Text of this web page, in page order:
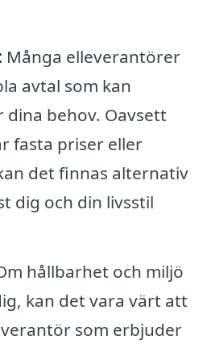
Många elleverantörer
avtal som kan
dina behov. Oavsett
fasta priser eller
det finnas alternativ
dig och din livsstil
hållbarhet och miljö
kan det vara värt att
som erbjuder